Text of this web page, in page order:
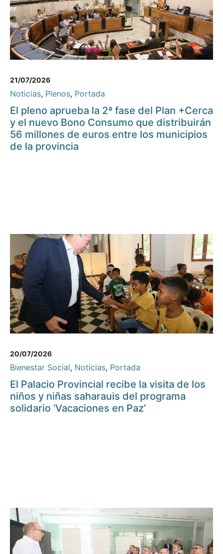
21/07/2026
Noticias, Plenos, Portada
El pleno aprueba la 2ª fase del Plan +Cerca
y el nuevo Bono Consumo que distribuirán
56 millones de euros entre los municipios
de la provincia
20/07/2026
Bienestar Social, Noticias, Portada
El Palacio Provincial recibe la visita de los
niños y niñas saharauis del programa
solidario ‘Vacaciones en Paz’